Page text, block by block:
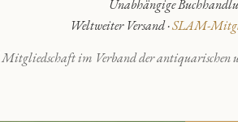
Unabhängige
Weltweiter Versand ·SLAM-
Mitgliedschaft im Verband der antiquarischen